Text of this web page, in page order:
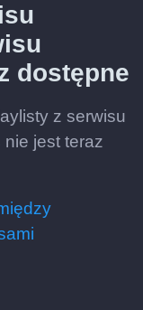
dostępne
z serwisu
jest teraz